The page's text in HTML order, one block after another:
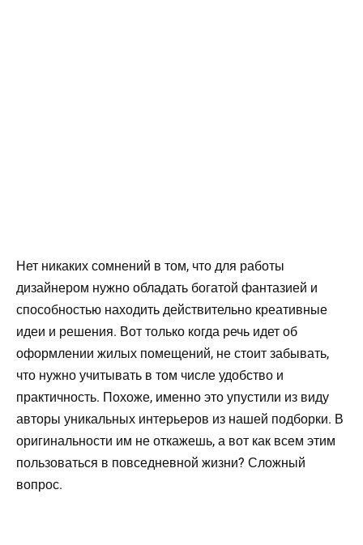
Нет никаких сомнений в том, что для работы
дизайнером нужно обладать богатой фантазией и
способностью находить действительно креативные
идеи и решения. Вот только когда речь идет об
оформлении жилых помещений, не стоит забывать,
что нужно учитывать в том числе удобство и
практичность. Похоже, именно это упустили из виду
авторы уникальных интерьеров из нашей подборки. В
оригинальности им не откажешь, а вот как всем этим
пользоваться в повседневной жизни? Сложный
вопрос.